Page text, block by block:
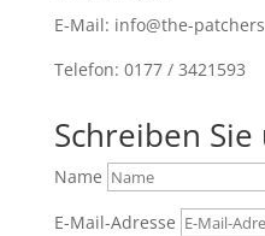
E-Mail: info@the-
Telefon: 0177 / 3421593
Schreiben
Name
E-Mail-Adresse